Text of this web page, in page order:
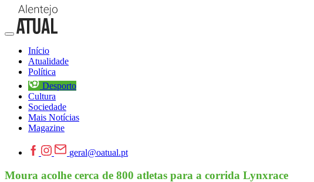
Início
Atualidade
Política
Desporto
Cultura
Sociedade
Mais Notícias
Magazine
geral@oatual.pt
Moura acolhe cerca de 800 atletas para a corrida Lynxrace